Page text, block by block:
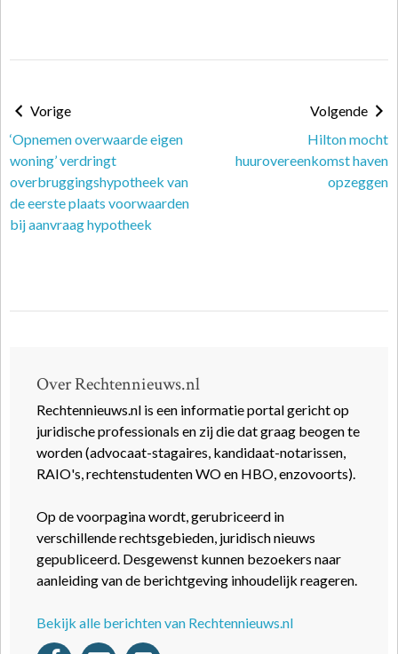
Vorige
‘Opnemen overwaarde eigen
woning’ verdringt
overbruggingshypotheek van
de eerste plaats voorwaarden
bij aanvraag hypotheek
Volgende
Hilton mocht
huurovereenkomst haven
opzeggen
Over Rechtennieuws.nl
Rechtennieuws.nl is een informatie portal gericht op
juridische professionals en zij die dat graag beogen te
worden (advocaat-stagaires, kandidaat-notarissen,
RAIO's, rechtenstudenten WO en HBO, enzovoorts).
Op de voorpagina wordt, gerubriceerd in
verschillende rechtsgebieden, juridisch nieuws
gepubliceerd. Desgewenst kunnen bezoekers naar
aanleiding van de berichtgeving inhoudelijk reageren.
Bekijk alle berichten van Rechtennieuws.nl